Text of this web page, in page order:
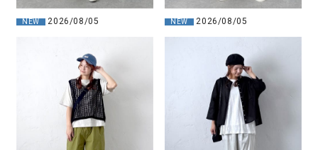
NEW 2026/08/05 NEW 2026/08/05